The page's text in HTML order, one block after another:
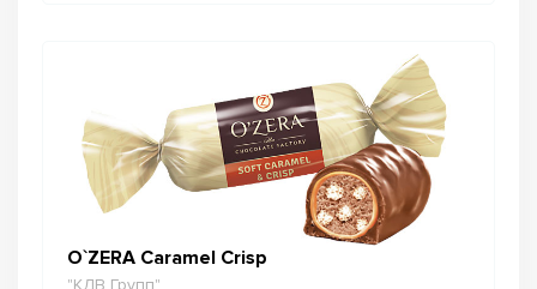
O`ZERA Caramel Crisp
"КДВ Групп"